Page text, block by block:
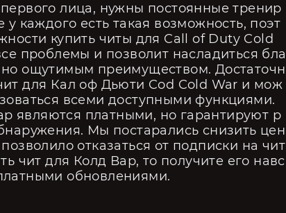
лица, нужны постоянные тренир
каждого есть такая возможность, поэт
купить читы для Call of Duty Cold
проблемы и позволит насладиться бла
ощутимым преимуществом. Достаточн
для Кал оф Дьюти Cod Cold War и мож
всеми доступными функциями.
являются платными, но гарантируют р
Мы постарались снизить цен
отказаться от подписки на чит
чит для Колд Вар, то получите его навс
обновлениями.